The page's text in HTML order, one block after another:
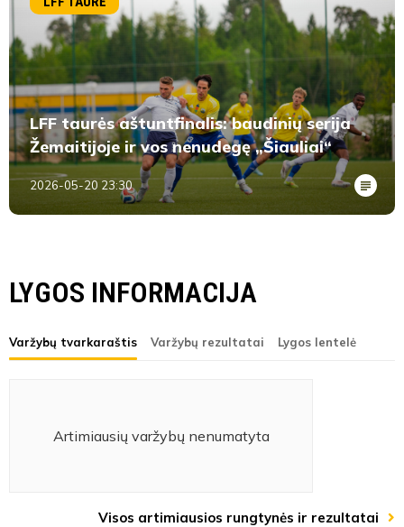
LFF taurės aštuntfinalis: baudinių serija
Žemaitijoje ir vos nenudegę „Šiauliai“
2026-05-20 23:30
LYGOS INFORMACIJA
Varžybų tvarkaraštis Varžybų rezultatai Lygos lentelė
Artimiausių varžybų nenumatyta
Visos artimiausios rungtynės ir rezultatai